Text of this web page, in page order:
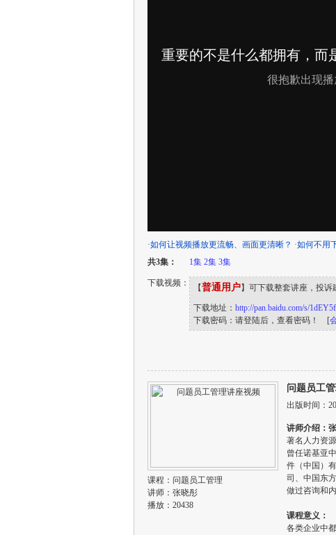
·如何让视频播放更流畅、画面更清晰？ ·如何不用
共3集：
1集 2集 3集
下载视频： 【普通用户】可下载整套讲座，投诉
下载地址： http://pan.baidu.com/s/
下载密码：请登陆后，查看密码！ [
课程： 问题员工管理
讲师： 张晓彤
播放：20438
问题员工
出版时间：
讲师介绍：
著名人力资
曾任诺基亚
件（中国）
司、中国东
做过咨询和内
课程意义：
各类企业中